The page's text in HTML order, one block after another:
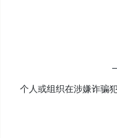
个人或组织在涉嫌诈骗